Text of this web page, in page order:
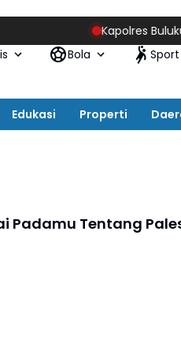
Kapolres
Bola Sport
Edukasi Properti
Padamu Tentang